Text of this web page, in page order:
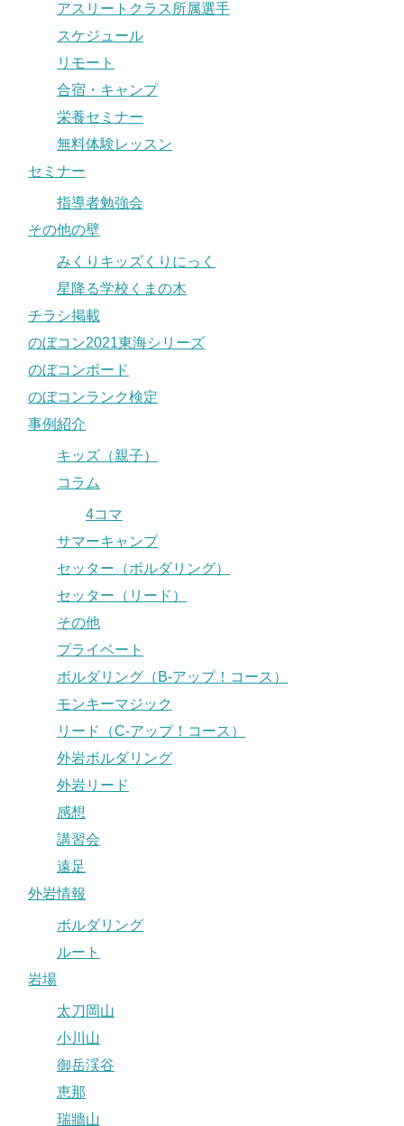
アスリートクラス所属選手
スケジュール
リモート
合宿・キャンプ
栄養セミナー
無料体験レッスン
セミナー
指導者勉強会
その他の壁
みくりキッズくりにっく
星降る学校くまの木
チラシ掲載
のぼコン2021東海シリーズ
のぼコンボード
のぼコンランク検定
事例紹介
キッズ（親子）
コラム
4コマ
サマーキャンプ
セッター（ボルダリング）
セッター（リード）
その他
プライベート
ボルダリング（B-アップ！コース）
モンキーマジック
リード（C-アップ！コース）
外岩ボルダリング
外岩リード
感想
講習会
遠足
外岩情報
ボルダリング
ルート
岩場
太刀岡山
小川山
御岳渓谷
恵那
瑞牆山